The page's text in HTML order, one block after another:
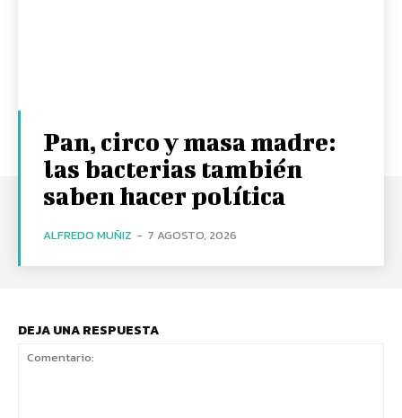
Pan, circo y masa madre:
las bacterias también
saben hacer política
ALFREDO MUÑIZ - 7 AGOSTO, 2026
DEJA UNA RESPUESTA